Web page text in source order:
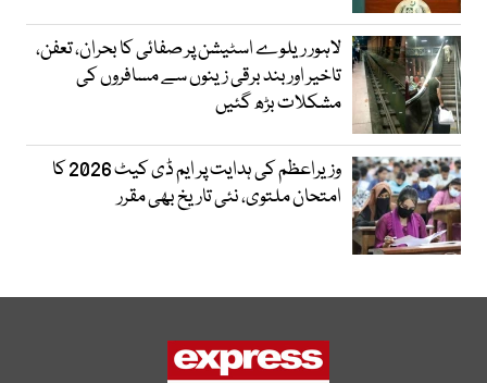
لاہور ریلوے اسٹیشن پر صفائی کا بحران، تعفن،
تاخیر اور بند برقی زینوں سے مسافروں کی
مشکلات بڑھ گئیں
وزیراعظم کی ہدایت پر ایم ڈی کیٹ 2026 کا
امتحان ملتوی، نئی تاریخ بھی مقرر